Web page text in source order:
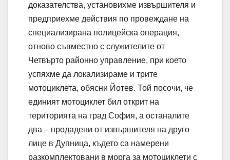
доказателства, установихме извършителя и
предприехме действия по провеждане на
специализирана полицейска операция,
отново съвместно с служителите от
Четвърто районно управление, при което
успяхме да локализираме и трите
мотоциклета, обясни Йотев. Той посочи, че
единият мотоциклет бил открит на
територията на град София, а останалите
два – продадени от извършителя на друго
лице в Дупница, където са намерени
разкомплектовани в морга за мотоциклети с